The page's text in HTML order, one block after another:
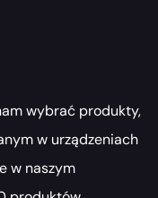
wybrać produkty,
w urządzeniach
w naszym